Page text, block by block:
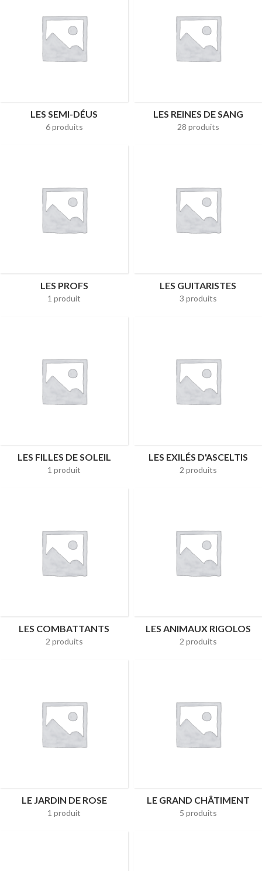
LES SEMI-DÉUS
6 produits
LES REINES DE SANG
28 produits
LES PROFS
1 produit
LES GUITARISTES
3 produits
LES FILLES DE SOLEIL
1 produit
LES EXILÉS D'ASCELTIS
2 produits
LES COMBATTANTS
2 produits
LES ANIMAUX RIGOLOS
2 produits
LE JARDIN DE ROSE
1 produit
LE GRAND CHÂTIMENT
5 produits